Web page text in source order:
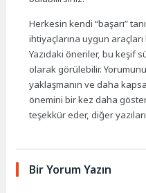
Herkesin kendi “başarı”
ihtiyaçlarına uygun
Yazıdaki öneriler, bu keşif
olarak görülebilir.
yaklaşmanın ve daha
önemini bir kez daha
teşekkür eder, diğer
Bir Yorum Yazın